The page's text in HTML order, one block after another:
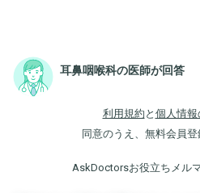
耳鼻咽喉科の医師が回答
利用規約 と 個人情
同意のうえ、無料会員
AskDoctorsお役立ちメル